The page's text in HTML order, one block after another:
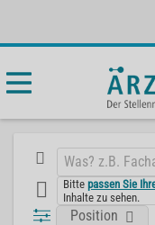
Bittepassen Sie
Inhalte zu sehen.
Position